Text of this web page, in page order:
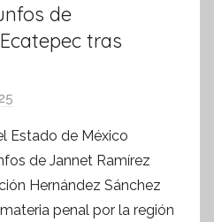
de
tras
r
S
í
n
Estado de México
de Jannet Ramírez
Hernández Sánchez
penal por la región